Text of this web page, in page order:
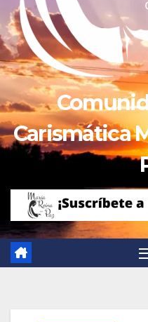
Carismática